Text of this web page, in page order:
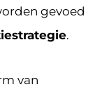
gevoed
.
van